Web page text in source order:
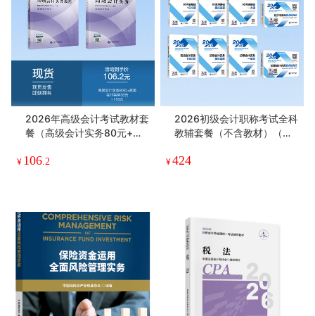
2026年高级会计考试教材套
餐（高级会计实务80元+高
¥ 106 .2
2026初级会计职称考试全科
教辅套餐（不含教材）（两
+一本通+要点随身记）共8
¥424